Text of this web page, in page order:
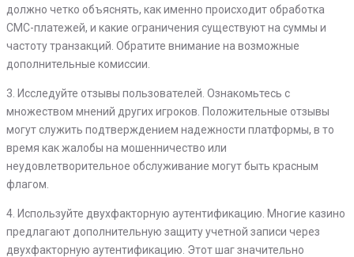
должно четко объяснять, как именно происходит обработка
СМС-платежей, и какие ограничения существуют на суммы и
частоту транзакций. Обратите внимание на возможные
дополнительные комиссии.
3. Исследуйте отзывы пользователей. Ознакомьтесь с
множеством мнений других игроков. Положительные отзывы
могут служить подтверждением надежности платформы, в то
время как жалобы на мошенничество или
неудовлетворительное обслуживание могут быть красным
флагом.
4. Используйте двухфакторную аутентификацию. Многие казино
предлагают дополнительную защиту учетной записи через
двухфакторную аутентификацию. Этот шаг значительно